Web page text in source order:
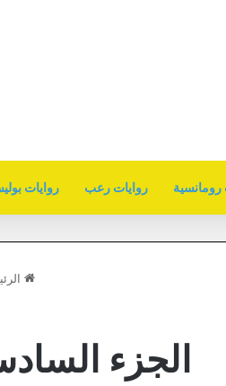
رومانسية روايات رعب روايات
الجزء